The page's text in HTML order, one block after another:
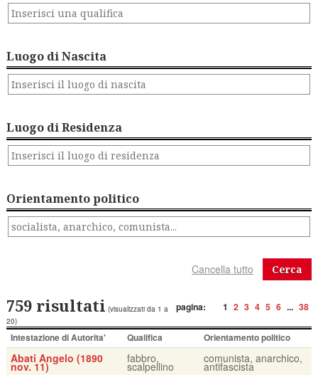
Luogo di Nascita
Luogo di Residenza
Orientamento politico
Cerca
pagina: 1 2 3 4 5 6 ... 38
759 risultati (visualizzati da 1 a
20)
Intestazione di Autorita' Qualifica Orientamento politico
Abati Angelo (1890
nov. 11)
fabbro,
scalpellino
comunista, anarchico,
antifascista